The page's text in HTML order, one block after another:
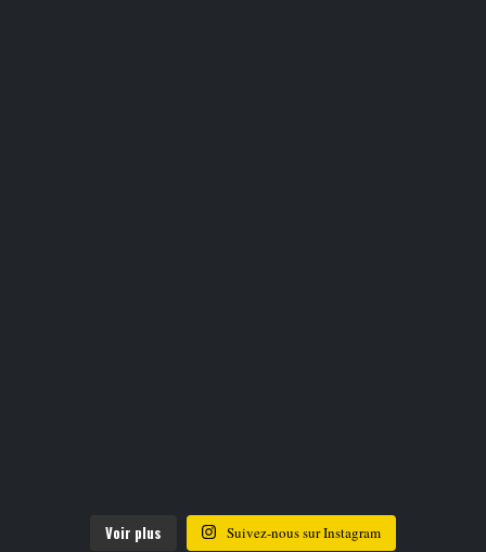
Voir plus Suivez-nous sur Instagram